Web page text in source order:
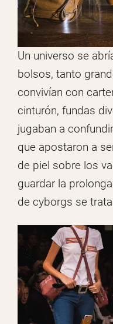
Un universo se
bolsos, tanto
convivían con
cinturón, fundas
jugaban a
que apostaron a
de piel sobre los
guardar la
de cyborgs se